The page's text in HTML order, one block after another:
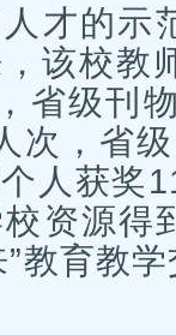
才的示
该校教
省级刊
次，省
人获奖
资源得
教育教